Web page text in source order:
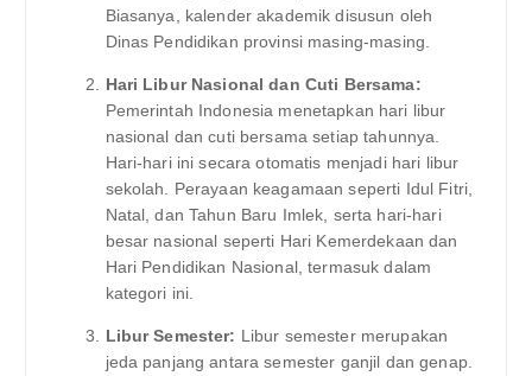
Biasanya, kalender akademik disusun oleh
Dinas Pendidikan provinsi masing-masing.
Hari Libur Nasional dan Cuti Bersama:
Pemerintah Indonesia menetapkan hari libur
nasional dan cuti bersama setiap tahunnya.
Hari-hari ini secara otomatis menjadi hari libur
sekolah. Perayaan keagamaan seperti Idul Fitri,
Natal, dan Tahun Baru Imlek, serta hari-hari
besar nasional seperti Hari Kemerdekaan dan
Hari Pendidikan Nasional, termasuk dalam
kategori ini.
Libur Semester: Libur semester merupakan
jeda panjang antara semester ganjil dan genap.